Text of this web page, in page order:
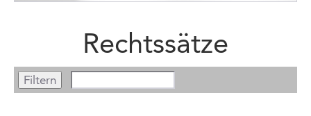
Rechtssätze